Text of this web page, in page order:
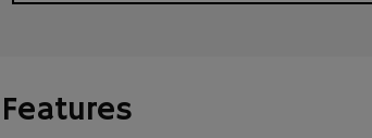
Features